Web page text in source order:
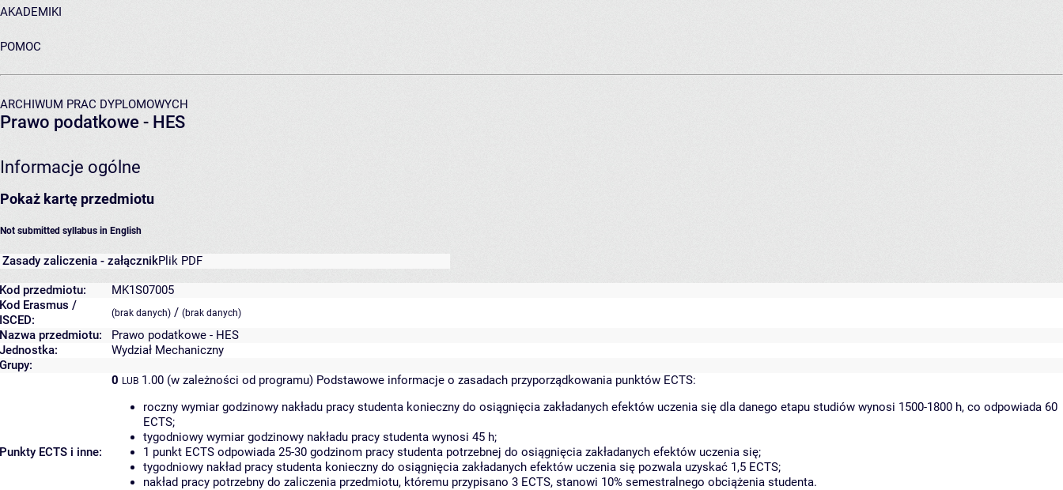
AKADEMIKI
POMOC
ARCHIWUM PRAC DYPLOMOWYCH
Prawo podatkowe - HES
Informacje ogólne
Pokaż kartę przedmiotu
Not submitted syllabus in English
Zasady zaliczenia - załącznikPlik PDF
Kod przedmiotu:
MK1S07005
Kod Erasmus /
ISCED:
(brak danych) / (brak danych)
Nazwa przedmiotu:
Prawo podatkowe - HES
Jednostka:
Wydział Mechaniczny
Grupy:
Punkty ECTS i inne:
0 LUB 1.00 (w zależności od programu) Podstawowe informacje o zasadach przyporządkowania punktów ECTS:
roczny wymiar godzinowy nakładu pracy studenta konieczny do osiągnięcia zakładanych efektów uczenia się dla danego etapu studiów wynosi 1500-1800 h, co odpowiada 60
ECTS;
tygodniowy wymiar godzinowy nakładu pracy studenta wynosi 45 h;
1 punkt ECTS odpowiada 25-30 godzinom pracy studenta potrzebnej do osiągnięcia zakładanych efektów uczenia się;
tygodniowy nakład pracy studenta konieczny do osiągnięcia zakładanych efektów uczenia się pozwala uzyskać 1,5 ECTS;
nakład pracy potrzebny do zaliczenia przedmiotu, któremu przypisano 3 ECTS, stanowi 10% semestralnego obciążenia studenta.